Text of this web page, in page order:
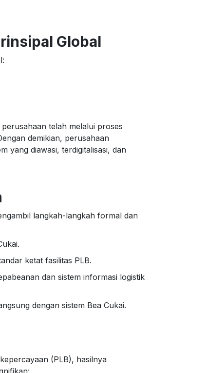
Global
telah melalui proses
demikian, perusahaan
yang diawasi, terdigitalisasi, dan
langkah-langkah formal dan
ketat fasilitas PLB.
dan sistem informasi logistik
dengan sistem Bea Cukai.
(PLB), hasilnya